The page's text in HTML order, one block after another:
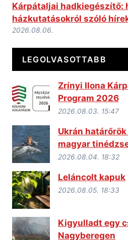
Kárpátaljai hadkiegészítő:
házkutatásokról szóló
2026.08.06.
LEGOLVASOTTABB
Zrínyi Ilona
Program 2026
2026.08.03. 15:47
Ukrán
magyar
2026.08.04. 18:32
Leláncolt kapuk
2026.08.05. 18:33
Kigyulladt egy
Nagyberegen